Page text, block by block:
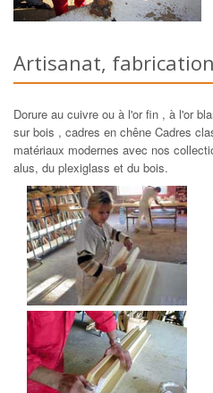
Artisanat,
Dorure au cuivre ou à l'or fin , à l'or
sur bois , cadres en chêne Cadres
matériaux modernes avec nos
alus, du plexiglass et du bois.